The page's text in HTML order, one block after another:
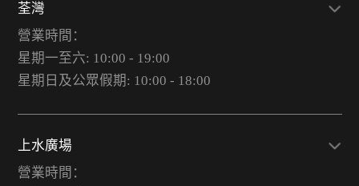
荃灣
營業時間：
星期一至六: 10:00 - 19:00
星期日及公眾假期: 10:00 - 18:00
上水廣場
營業時間：